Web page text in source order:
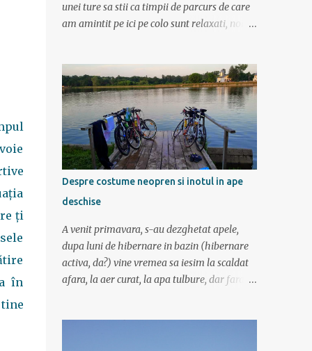
ți
în
unei ture sa stii ca timpii de parcurs de care
am amintit pe ici pe colo sunt relaxati, noi
si mancare cat pentru 5 zile. In plus de ce ne-
am fi grabit cand era asa de frumos? :) Ziua I
Dupa tura de leneveala de la mare/delta se
cuvenea ceva tare la munte, la altitudine, la
aer curat. Si unde se putea mai sus decat in
Muntii Fagaras , cea mai lunga creasta
montana din Romania si cu cele mai inalte
trei varfuri: Moldoveanu, Negoiu si Vistea
Mare. Am planuit sa parcurgem toata
creasta in 5 zile, de la vest la est. In total 70
de km. De la orele de geografie din scoala ne
aminteam ca grupa Muntilor Fagaras se
intinde intre Turnu Rosu (pe Valea Oltului) si
unde luam trenul pret de jumatate de ora
Despre costume neopren si inotul in ape
deschise
A venit primavara, s-au dezghetat apele,
dupa luni de hibernare in bazin (hibernare
activa, da?) vine vremea sa iesim la scaldat
afara, la aer curat, la apa tulbure, dar fara